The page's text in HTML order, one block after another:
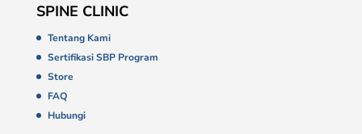
SPINE CLINIC
Tentang Kami
Sertifikasi SBP Program
Store
FAQ
Hubungi